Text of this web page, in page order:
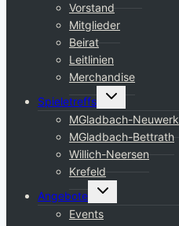
Vorstand
Mitglieder
Beirat
Leitlinien
Merchandise
Spieletreffs
Untermenü
MGladbach-Neuwerk
MGladbach-Bettrath
Willich-Neersen
Krefeld
Angebote
Untermenü
Events